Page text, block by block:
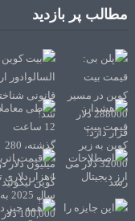
مطالب پر بازدید